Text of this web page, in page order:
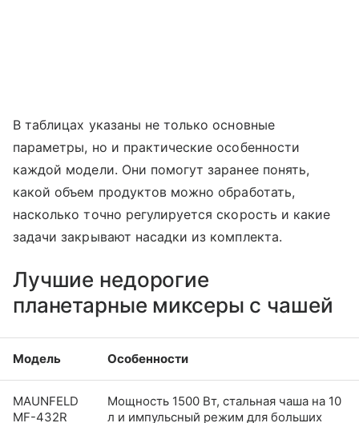
В таблицах указаны не только основные
параметры, но и практические особенности
каждой модели. Они помогут заранее понять,
какой объем продуктов можно обработать,
насколько точно регулируется скорость и какие
задачи закрывают насадки из комплекта.
Лучшие недорогие
планетарные миксеры с чашей
Модель Особенности
MAUNFELD
MF-432R
Мощность 1500 Вт, стальная чаша на 10
л и импульсный режим для больших